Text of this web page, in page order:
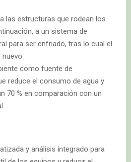
las estructuras que rodean los
a un sistema de
para ser enfriado, tras lo cual el
como fuente de
reduce el consumo de agua y
70 % en comparación con un
y análisis integrado para